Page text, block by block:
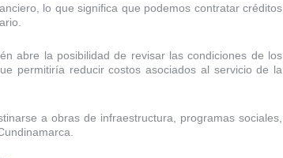
lo que significa que podemos contratar créditos
abre la posibilidad de revisar las condiciones de los
permitiría reducir costos asociados al servicio de la
a obras de infraestructura, programas sociales,